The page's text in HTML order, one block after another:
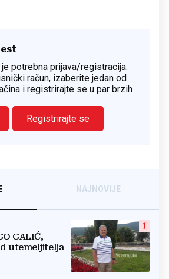
potrebna prijava/registracija.
račun, izaberite jedan od
i registrirajte se u par brzih
Registrirajte se
NAJNOVIJE
1
GALIĆ,
utemeljitelja